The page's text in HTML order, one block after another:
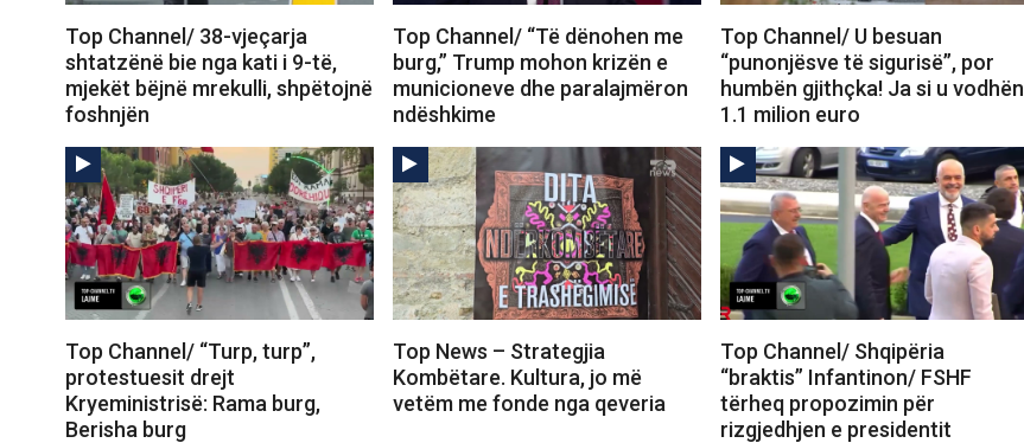
Top Channel/ 38-vjeçarja
shtatzënë bie nga kati i 9-të,
mjekët bëjnë mrekulli, shpëtojnë
foshnjën
Top Channel/ “Të dënohen me
burg,” Trump mohon krizën e
municioneve dhe paralajmëron
ndëshkime
Top Channel/ U besuan
“punonjësve të sigurisë”, por
humbën gjithçka! Ja si u vodhën
1.1 milion euro
Top Channel/ “Turp, turp”,
protestuesit drejt
Kryeministrisë: Rama burg,
Berisha burg
Top News – Strategjia
Kombëtare. Kultura, jo më
vetëm me fonde nga qeveria
Top Channel/ Shqipëria
“braktis” Infantinon/ FSHF
tërheq propozimin për
rizgjedhjen e presidentit